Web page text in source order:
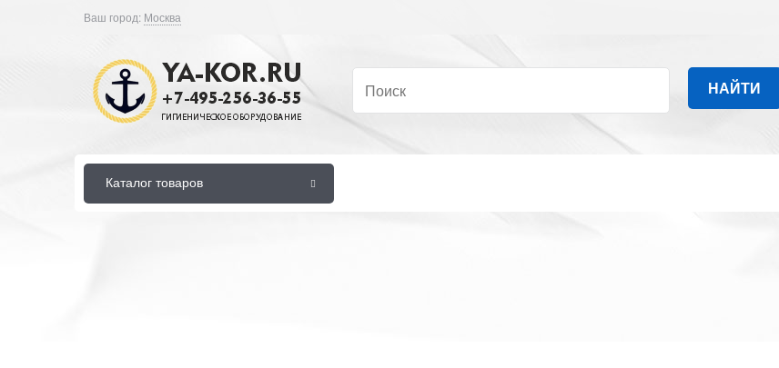
Ваш город: Москва
НАЙТИ
Каталог товаров